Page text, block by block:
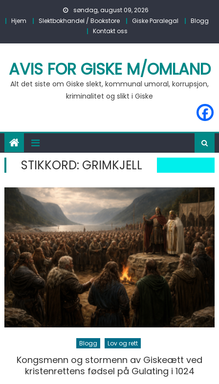
søndag, august 09, 2026
Hjem
Slektbokhandel / Bookstore Giske Paralegal
Blogg
Kontakt oss
AVIS FOR GISKE M/OMLAND
Alt det siste om Giske slekt, kommunal umoral, korrupsjon,
kriminalitet og slikt i Giske
STIKKORD: GRIMKJELL
Blogg Lov og rett
Kongsmenn og stormenn av Giskeætt ved
kristenrettens fødsel på Gulating i 1024